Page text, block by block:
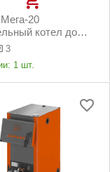
20
котел до
3
1 шт.